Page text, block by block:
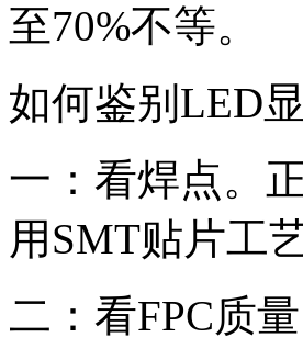
至70%不等。
如何鉴别 LED
一：看焊点。
用 SMT贴片工
二：看FPC质量